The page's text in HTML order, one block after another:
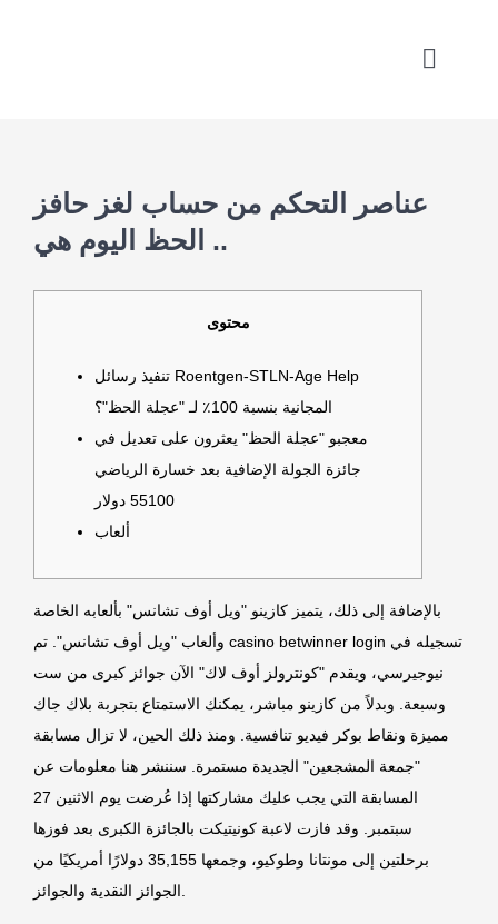
Toggle
عناصر التحكم من حساب لغز حافز
الحظ اليوم هي ..
محتوى
تنفيذ رسائل Roentgen-STLN-Age Help
المجانية بنسبة 100٪ لـ "عجلة الحظ"؟
معجبو "عجلة الحظ" يعثرون على تعديل في
جائزة الجولة الإضافية بعد خسارة الرياضي
55100 دولار
ألعاب
بالإضافة إلى ذلك، يتميز كازينو "ويل أوف تشانس" بألعابه الخاصة
casino betwinner login
نيوجيرسي، ويقدم "كونترولز أوف لاك" الآن جوائز كبرى من ست
وسبعة. وبدلاً من كازينو مباشر، يمكنك الاستمتاع بتجربة بلاك جاك
مميزة ونقاط بوكر فيديو تنافسية. ومنذ ذلك الحين، لا تزال مسابقة
"جمعة المشجعين" الجديدة مستمرة. سننشر هنا معلومات عن
المسابقة التي يجب عليك مشاركتها إذا عُرضت يوم الاثنين 27
سبتمبر. وقد فازت لاعبة كونيتيكت بالجائزة الكبرى بعد فوزها
برحلتين إلى مونتانا وطوكيو، وجمعها 35,155 دولارًا أمريكيًا من